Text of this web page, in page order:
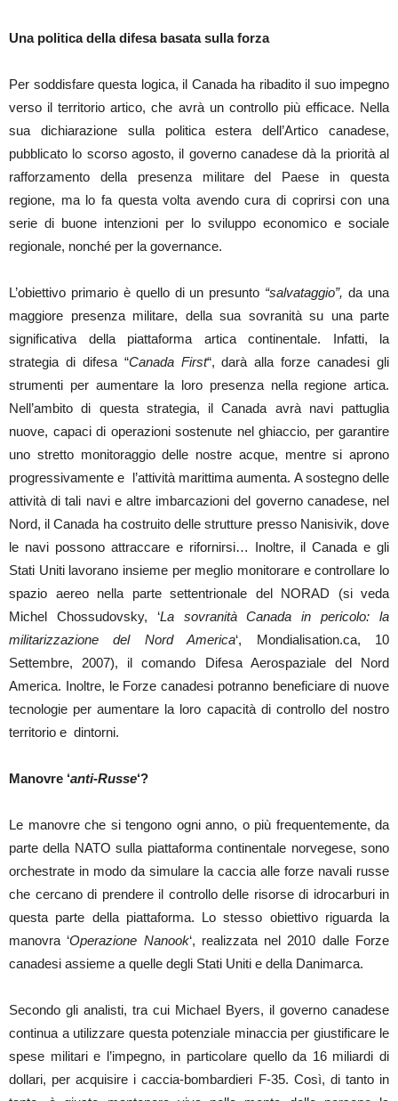
Una politica della difesa basata sulla forza
Per soddisfare questa logica, il Canada ha ribadito il suo impegno
verso il territorio artico, che avrà un controllo più efficace. Nella
sua dichiarazione sulla politica estera dell’Artico canadese,
pubblicato lo scorso agosto, il governo canadese dà la priorità al
rafforzamento della presenza militare del Paese in questa
regione, ma lo fa questa volta avendo cura di coprirsi con una
serie di buone intenzioni per lo sviluppo economico e sociale
regionale, nonché per la governance.
L’obiettivo primario è quello di un presunto “salvataggio”, da una
maggiore presenza militare, della sua sovranità su una parte
significativa della piattaforma artica continentale. Infatti, la
strategia di difesa “Canada First“, darà alla forze canadesi gli
strumenti per aumentare la loro presenza nella regione artica.
Nell’ambito di questa strategia, il Canada avrà navi pattuglia
nuove, capaci di operazioni sostenute nel ghiaccio, per garantire
uno stretto monitoraggio delle nostre acque, mentre si aprono
progressivamente e l’attività marittima aumenta. A sostegno delle
attività di tali navi e altre imbarcazioni del governo canadese, nel
Nord, il Canada ha costruito delle strutture presso Nanisivik, dove
le navi possono attraccare e rifornirsi… Inoltre, il Canada e gli
Stati Uniti lavorano insieme per meglio monitorare e controllare lo
spazio aereo nella parte settentrionale del NORAD (si veda
Michel Chossudovsky, ‘La sovranità Canada in pericolo: la
militarizzazione del Nord America‘, Mondialisation.ca, 10
Settembre, 2007), il comando Difesa Aerospaziale del Nord
America. Inoltre, le Forze canadesi potranno beneficiare di nuove
tecnologie per aumentare la loro capacità di controllo del nostro
territorio e dintorni.
Manovre ‘anti-Russe‘?
Le manovre che si tengono ogni anno, o più frequentemente, da
parte della NATO sulla piattaforma continentale norvegese, sono
orchestrate in modo da simulare la caccia alle forze navali russe
che cercano di prendere il controllo delle risorse di idrocarburi in
questa parte della piattaforma. Lo stesso obiettivo riguarda la
manovra ‘Operazione Nanook‘, realizzata nel 2010 dalle Forze
canadesi assieme a quelle degli Stati Uniti e della Danimarca.
Secondo gli analisti, tra cui Michael Byers, il governo canadese
continua a utilizzare questa potenziale minaccia per giustificare le
spese militari e l’impegno, in particolare quello da 16 miliardi di
dollari, per acquisire i caccia-bombardieri F-35. Così, di tanto in